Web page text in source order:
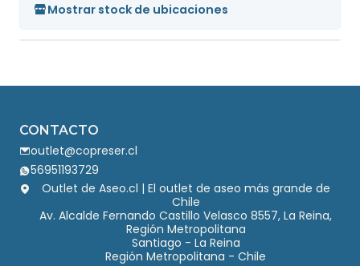
Mostrar stock de ubicaciones
CONTACTO
outlet@copreser.cl
56951193729
Outlet de Aseo.cl | El outlet de aseo más grande de
Chile
Av. Alcalde Fernando Castillo Velasco 8557, La Reina,
Región Metropolitana
Santiago - La Reina
Región Metropolitana - Chile